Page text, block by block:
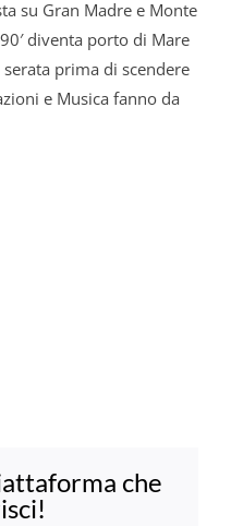
su Gran Madre e Monte
diventa porto di Mare
prima di scendere
e Musica fanno da
che